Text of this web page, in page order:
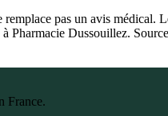
remplace pas un avis médical.
Pharmacie Dussouillez.
France.